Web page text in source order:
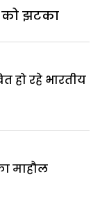
को झटका
हो रहे भारतीय
माहौल